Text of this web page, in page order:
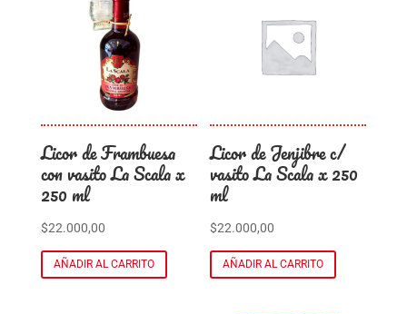
Licor de Frambuesa
con vasito La Scala x
250 ml
$22.000,00
AÑADIR AL CARRITO
Licor de Jenjibre c/
vasito La Scala x 250
ml
$22.000,00
AÑADIR AL CARRITO